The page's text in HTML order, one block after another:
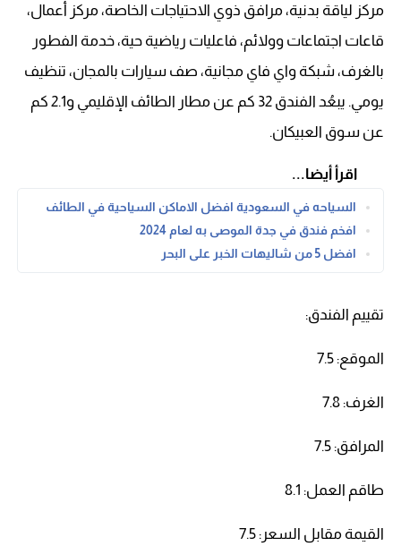
مركز لياقة بدنية، مرافق ذوي الاحتياجات الخاصة، مركز أعمال،
قاعات اجتماعات وولائم، فاعليات رياضية حية، خدمة الفطور
بالغرف، شبكة واي فاي مجانية، صف سيارات بالمجان، تنظيف
يومي. يبعُد الفندق 32 كم عن مطار الطائف الإقليمي و2.1 كم
عن سوق العبيكان.
اقرأ أيضا...
السياحه في السعودية افضل الاماكن السياحية في الطائف
افخم فندق في جدة الموصى به لعام 2024
افضل 5 من شاليهات الخبر على البحر
تقييم الفندق:
الموقع: 7.5
الغرف: 7.8
المرافق: 7.5
طاقم العمل: 8.1
القيمة مقابل السعر: 7.5